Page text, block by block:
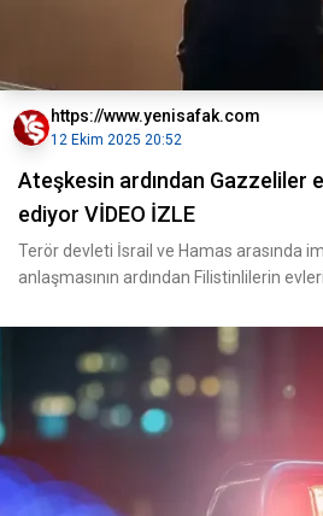
https://www.yenisafak.com
12 Ekim 2025 20:52
Ateşkesin ardından Gazzeliler
ediyor VİDEO İZLE
Terör devleti İsrail ve Hamas arasında
anlaşmasının ardından Filistinlilerin